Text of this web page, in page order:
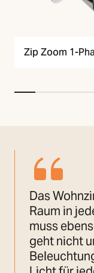
Zip Zoom 1-
Das
Raum in
muss
geht nicht